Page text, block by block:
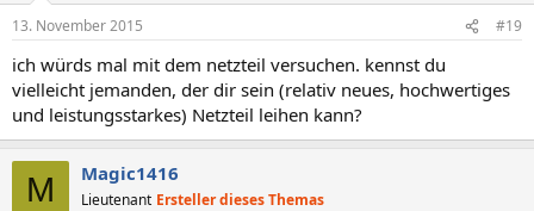
13. November 2015 #19
ich würds mal mit dem netzteil versuchen. kennst du
vielleicht jemanden, der dir sein (relativ neues, hochwertiges
und leistungsstarkes) Netzteil leihen kann?
M Magic1416
Lieutenant Ersteller dieses Themas